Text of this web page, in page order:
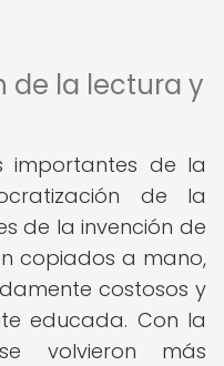
de la lectura y
importantes de la
de la
de la invención de
copiados a mano,
costosos y
educada. Con la
volvieron más